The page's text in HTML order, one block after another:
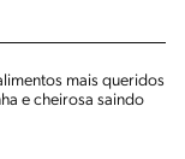
mais queridos
e cheirosa saindo